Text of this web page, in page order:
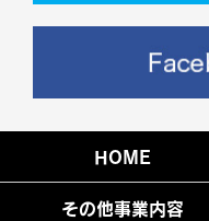
HOME
その他事業内容